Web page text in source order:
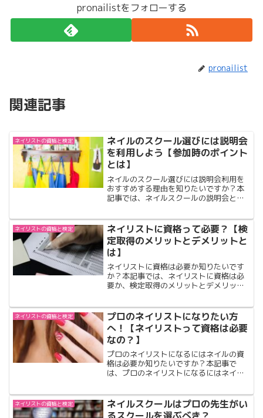
pronailistをフォローする
pronailist
関連記事
ネイリストの資格と検定
ネイルのスクール選びには説明会
を利用しよう【参加時のポイント
とは】
ネイルのスクール選びには説明会利用を
おすすめする理由を知りたいですか？本
記事では、ネイルスクールの説明会とは
て解説しています。ネイルのスクール選
びには説明会利用をおすすめする理由を
知りたい方は是非ご覧下さい。
ネイリストの資格と検定
ネイリストに資格って必要？【検
定取得のメリットとデメリットと
は】
ネイリストに資格は必要か知りたいです
か？本記事では、ネイリストに資格は必
要か、検定取得のメリットとデメリット
ネイリストの資格と検定
プロのネイリストになりたい方
へ！【ネイリストって資格は必要
なの？】
プロのネイリストになるにはネイルの資
格は必要か知りたいですか？本記事で
は、プロのネイリストになるにはネイル
要か知りたい方は是非ご覧下さい。
ネイリストの資格と検定
ネイルスクールはプロの先生がい